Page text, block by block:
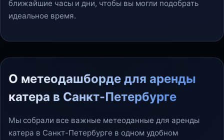
ближайшие часы и дни, чтобы вы могли подобрать
идеальное время.
О метеодашборде для аренды
катера в Санкт-Петербурге
Мы собрали все важные метеоданные для аренды
катера в Санкт-Петербурге в одном удобном